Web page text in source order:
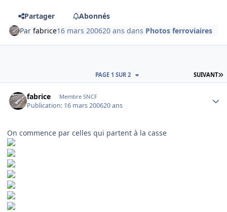
Partager
Abonnés
Parfabrice16 mars 200620 ans dans Photos ferroviaires
SUIVANT
PAGE 1 SUR 2
fabrice Membre SNCF
Publication: 16 mars 200620 ans
On commence par celles qui partent à la casse